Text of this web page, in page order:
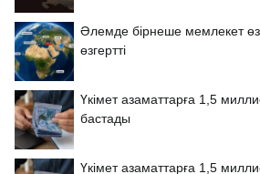
Әлемде бірнеше мемлекет
өзгертті
Үкімет азаматтарға 1,5
бастады
Үкімет азаматтарға 1,5